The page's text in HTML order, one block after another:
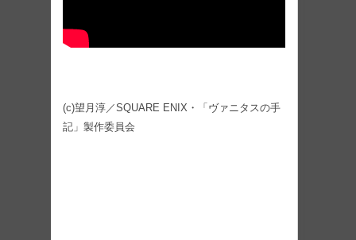
(c)望月淳／SQUARE ENIX・「ヴァニタスの手
記」製作委員会